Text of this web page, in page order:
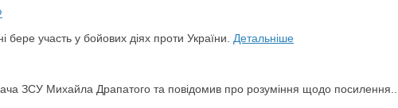
бере участь у бойових діях проти України. Детальніше
ЗСУ Михайла Драпатого та повідомив про розуміння щодо посилення...